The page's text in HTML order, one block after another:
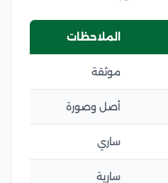
الملاحظات
موثقة
أصل وصورة
ساري
سارية